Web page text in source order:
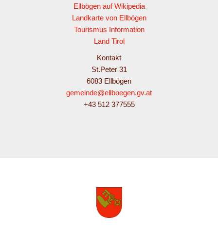
Ellbögen auf Wikipedia
Landkarte von Ellbögen
Tourismus Information
Land Tirol
Kontakt
St.Peter 31
6083 Ellbögen
gemeinde@ellboegen.gv.at
+43 512 377555